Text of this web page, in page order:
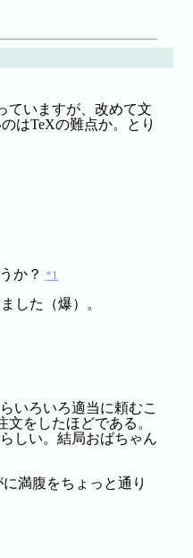
ていますが、改めて文
はTeXの難点か。とり
か？ *1
した（爆）。
いろいろ適当に頼むこ
をしたほどである。
しい。結局おばちゃん
満腹をちょっと通り